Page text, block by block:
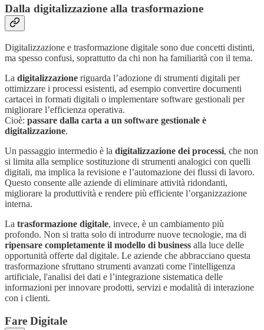
Dalla digitalizzazione alla trasformazione
Digitalizzazione e trasformazione digitale sono due concetti distinti,
ma spesso confusi, soprattutto da chi non ha familiarità con il tema.
La digitalizzazione riguarda l’adozione di strumenti digitali per
ottimizzare i processi esistenti, ad esempio convertire documenti
cartacei in formati digitali o implementare software gestionali per
migliorare l’efficienza operativa.
Cioè: passare dalla carta a un software gestionale è
digitalizzazione.
Un passaggio intermedio è la digitalizzazione dei processi, che non
si limita alla semplice sostituzione di strumenti analogici con quelli
digitali, ma implica la revisione e l’automazione dei flussi di lavoro.
Questo consente alle aziende di eliminare attività ridondanti,
migliorare la produttività e rendere più efficiente l’organizzazione
interna.
La trasformazione digitale, invece, è un cambiamento più
profondo. Non si tratta solo di introdurre nuove tecnologie, ma di
ripensare completamente il modello di business alla luce delle
opportunità offerte dal digitale. Le aziende che abbracciano questa
trasformazione sfruttano strumenti avanzati come l'intelligenza
artificiale, l'analisi dei dati e l’integrazione sistematica delle
informazioni per innovare prodotti, servizi e modalità di interazione
con i clienti.
Fare Digitale